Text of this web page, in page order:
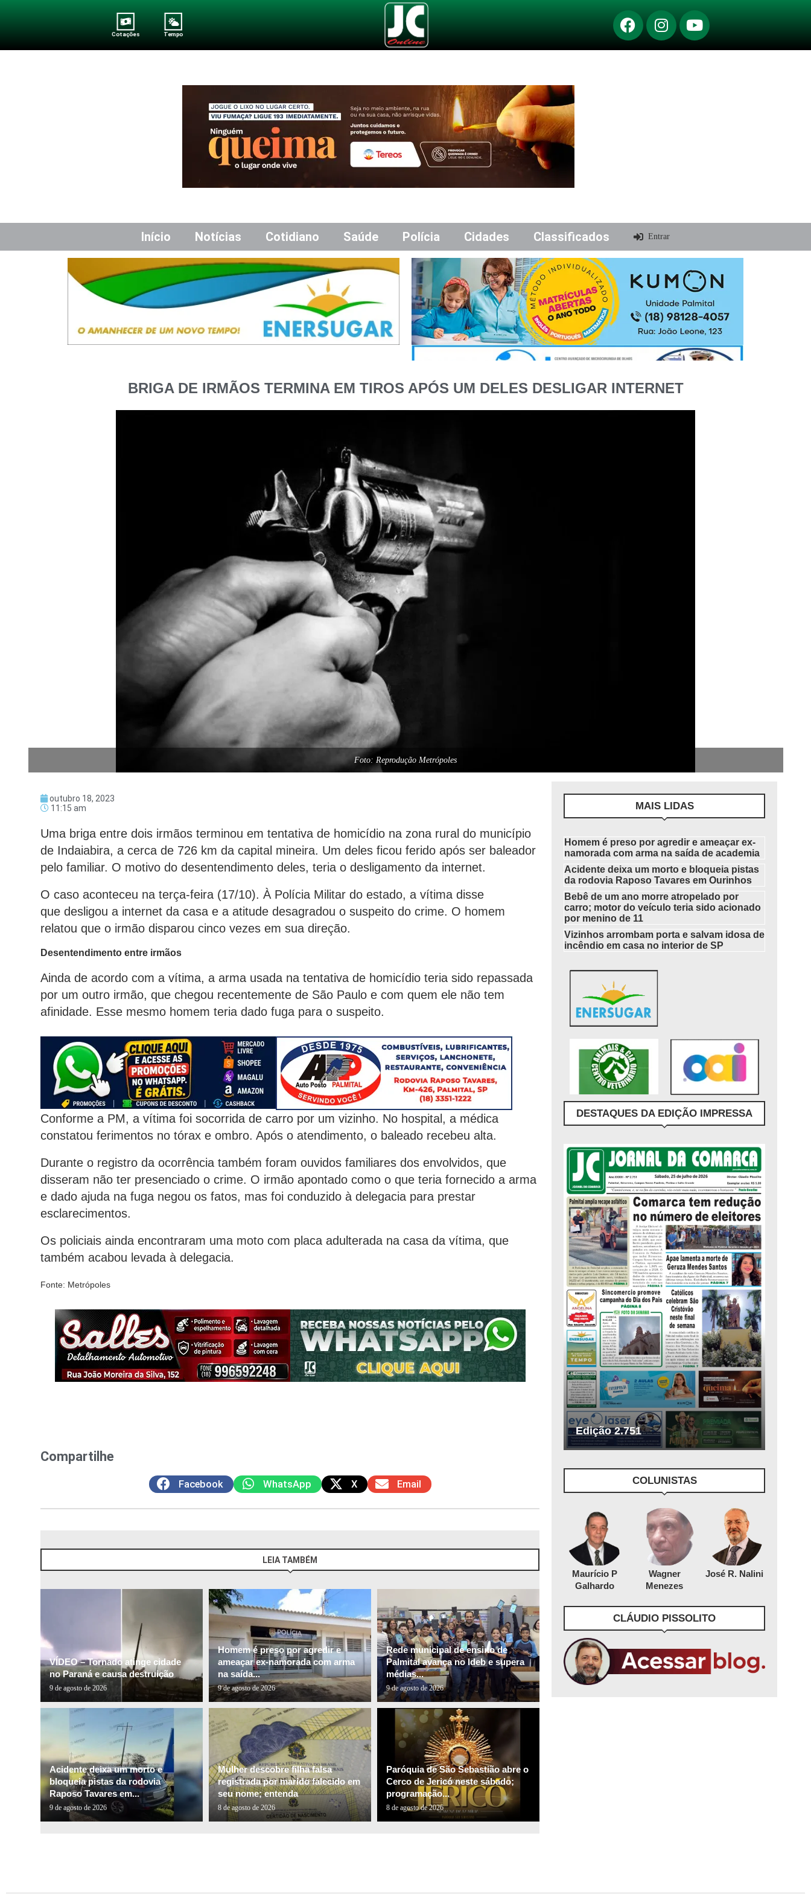
Cotações Tempo
Início Notícias Cotidiano Saúde Polícia Cidades Classificados Entrar
BRIGA DE IRMÃOS TERMINA EM TIROS APÓS UM DELES DESLIGAR INTERNET
Foto: Reprodução Metrópoles
outubro 18, 2023
11:15 am
Uma briga entre dois irmãos terminou em tentativa de homicídio na zona rural do município
de Indaiabira, a cerca de 726 km da capital mineira. Um deles ficou ferido após ser baleador
pelo familiar. O motivo do desentendimento deles, teria o desligamento da internet.
O caso aconteceu na terça-feira (17/10). À Polícia Militar do estado, a vítima disse
que desligou a internet da casa e a atitude desagradou o suspeito do crime. O homem
relatou que o irmão disparou cinco vezes em sua direção.
Desentendimento entre irmãos
Ainda de acordo com a vítima, a arma usada na tentativa de homicídio teria sido repassada
por um outro irmão, que chegou recentemente de São Paulo e com quem ele não tem
afinidade. Esse mesmo homem teria dado fuga para o suspeito.
Conforme a PM, a vítima foi socorrida de carro por um vizinho. No hospital, a médica
constatou ferimentos no tórax e ombro. Após o atendimento, o baleado recebeu alta.
Durante o registro da ocorrência também foram ouvidos familiares dos envolvidos, que
disseram não ter presenciado o crime. O irmão apontado como o que teria fornecido a arma
e dado ajuda na fuga negou os fatos, mas foi conduzido à delegacia para prestar
esclarecimentos.
Os policiais ainda encontraram uma moto com placa adulterada na casa da vítima, que
também acabou levada à delegacia.
Fonte: Metrópoles
Compartilhe
Facebook WhatsApp X Email
LEIA TAMBÉM
VÍDEO – Tornado atinge cidade
no Paraná e causa destruição
9 de agosto de 2026
Homem é preso por agredir e
ameaçar ex-namorada com arma
na saída...
9 de agosto de 2026
Rede municipal de ensino de
Palmital avança no Ideb e supera
médias...
9 de agosto de 2026
Acidente deixa um morto e
bloqueia pistas da rodovia
Raposo Tavares em...
9 de agosto de 2026
Mulher descobre filha falsa
registrada por marido falecido em
seu nome; entenda
8 de agosto de 2026
Paróquia de São Sebastião abre o
Cerco de Jericó neste sábado;
programação...
8 de agosto de 2026
MAIS LIDAS
Homem é preso por agredir e ameaçar ex-
namorada com arma na saída de academia
Acidente deixa um morto e bloqueia pistas
da rodovia Raposo Tavares em Ourinhos
Bebê de um ano morre atropelado por
carro; motor do veículo teria sido acionado
por menino de 11
Vizinhos arrombam porta e salvam idosa de
incêndio em casa no interior de SP
DESTAQUES DA EDIÇÃO IMPRESSA
Edição 2.751
COLUNISTAS
Maurício P
Galhardo
Wagner
Menezes
José R. Nalini
CLÁUDIO PISSOLITO